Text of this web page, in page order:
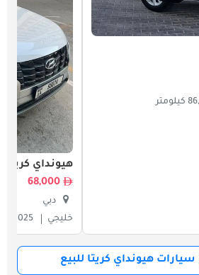
هيونداي كريتا
68,000
دبي
خليجي
2025
هيونداي كريتا للبيع